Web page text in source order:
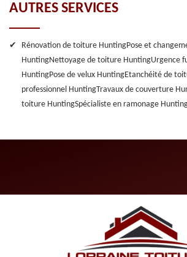
AUTRES SERVICES
Rénovation de toiture HuntingPose et
HuntingNettoyage de toiture HuntingUrgence
HuntingPose de velux HuntingEtanchéité de
professionnel HuntingTravaux de couverture
toiture HuntingSpécialiste en ramonage